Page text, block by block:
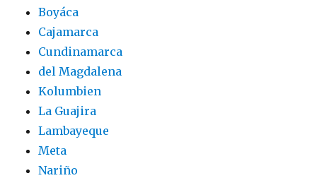
Boyáca
Cajamarca
Cundinamarca
del Magdalena
Kolumbien
La Guajira
Lambayeque
Meta
Nariño